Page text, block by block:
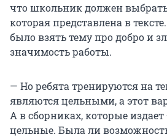
что школьник должен
которая представлена в
было взять тему про добро и
значимость работы.
— Но ребята тренируются на
являются цельными, а этот
А в сборниках, которые
цельные. Была ли